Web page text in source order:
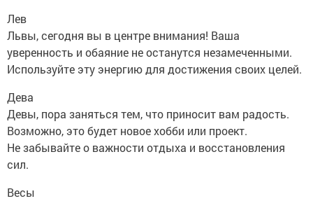
Лев
Львы, сегодня вы в центре внимания! Ваша
уверенность и обаяние не останутся незамеченными.
Используйте эту энергию для достижения своих целей.
Дева
Девы, пора заняться тем, что приносит вам радость.
Возможно, это будет новое хобби или проект.
Не забывайте о важности отдыха и восстановления
сил.
Весы